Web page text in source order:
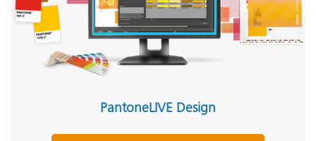
PantoneLIVE Design